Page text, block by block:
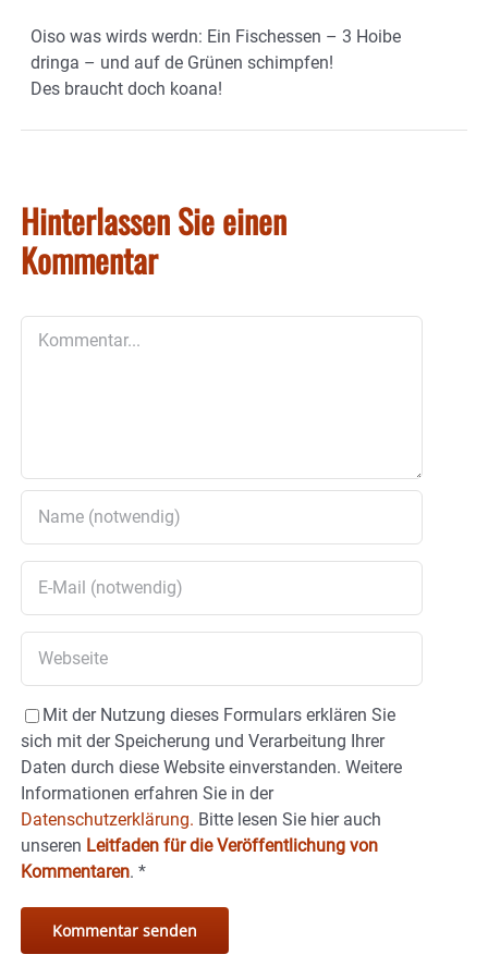
Oiso was wirds werdn: Ein Fischessen – 3 Hoibe
dringa – und auf de Grünen schimpfen!
Des braucht doch koana!
Hinterlassen Sie einen
Kommentar
Mit der Nutzung dieses Formulars erklären Sie
sich mit der Speicherung und Verarbeitung Ihrer
Daten durch diese Website einverstanden. Weitere
Informationen erfahren Sie in der
Datenschutzerklärung. Bitte lesen Sie hier auch
unseren Leitfaden für die Veröffentlichung von
Kommentaren. *